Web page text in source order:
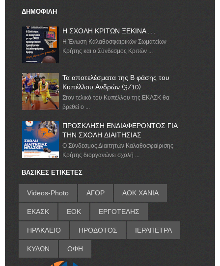
ΔΗΜΟΦΙΛΗ
Η ΣΧΟΛΗ ΚΡΙΤΩΝ ΞΕΚΙΝΑ.......
Η Ένωση Καλαθοσφαιρικών Σωματείων
Κρήτης και ο Σύνδεσμος Κριτών ...
Τα αποτελέσματα της Β φάσης του
Κυπέλλου Ανδρών (3/10)
Στον τελικό του Κυπέλλου της ΕΚΑΣΚ θα
βρεθεί ο ...
ΠΡΟΣΚΛΗΣΗ ΕΝΔΙΑΦΕΡΟΝΤΟΣ ΓΙΑ
ΤΗΝ ΣΧΟΛΗ ΔΙΑΙΤΗΣΙΑΣ
Ο Σύνδεσμος Διαιτητών Καλαθοσφαίρισης
Κρήτης διοργανώνει σχολή ...
ΒΑΣΙΚΕΣ ΕΤΙΚΕΤΕΣ
Videos-Photo ΑΓΟΡ ΑΟΚ ΧΑΝΙΑ
ΕΚΑΣΚ ΕΟΚ ΕΡΓΟΤΕΛΗΣ
ΗΡΑΚΛΕΙΟ ΗΡΟΔΟΤΟΣ ΙΕΡΑΠΕΤΡΑ
ΚΥΔΩΝ ΟΦΗ